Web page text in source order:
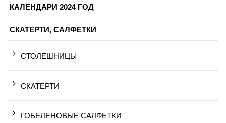
КАЛЕНДАРИ 2024 ГОД
СКАТЕРТИ, САЛФЕТКИ
СТОЛЕШНИЦЫ
СКАТЕРТИ
ГОБЕЛЕНОВЫЕ САЛФЕТКИ